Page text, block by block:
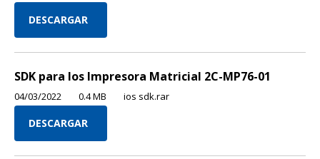
DESCARGAR
SDK para Ios Impresora Matricial 2C-MP76-01
04/03/2022 0.4 MB ios sdk.rar
DESCARGAR